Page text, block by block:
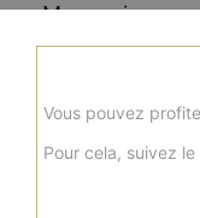
Menu wings
+ frites + boisson
Menu nuggets
Vous pouvez
Pour cela, suivez